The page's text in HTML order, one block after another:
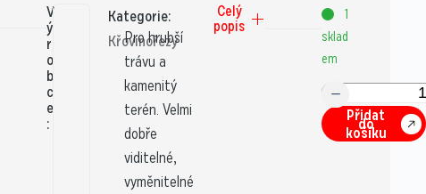
V
ý
r
o
b
c
e
:
Kategorie:
Křovinořezy
Pro hrubší
trávu a
kamenitý
terén. Velmi
dobře
viditelné,
vyměnitelné
Celý
popis
1
sklad
em
Přidat
do
košíku